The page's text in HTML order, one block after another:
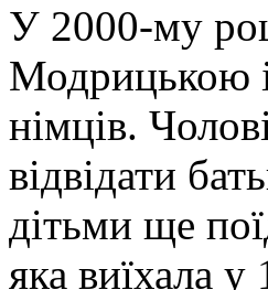
У 2000-му
Модрицькою і
німців.
відвідати
дітьми ще
яка виїхала